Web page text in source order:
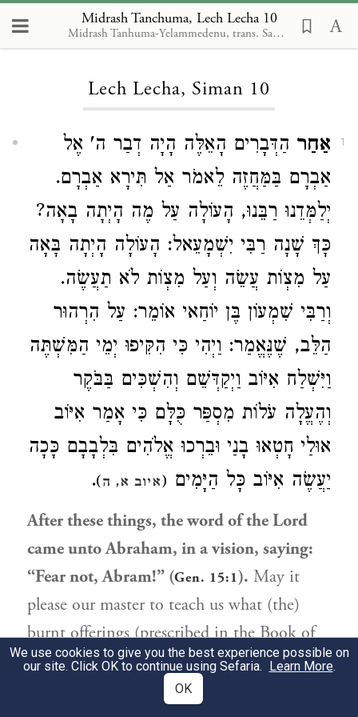
Midrash Tanchuma, Lech Lecha 10
Midrash Tanhuma-Yelammedenu, trans. Samuel A. Berman
Loading...
Lech Lecha, Siman 10
1 אַחַר הַדְּבָרִים הָאֵלֶּה הָיָה דְבַר ה' אֶל
אַבְרָם בַּמַּחֲזֶה לֵאמֹר אַל תִּירָא אַבְרָם.
יְלַמְּדֵנוּ רַבֵּנוּ, הָעוֹלָה עַל מֶה הָיְתָה בָאָה?
כָּךְ שָׁנָה רַבִּי יִשְׁמָעֵאל: הָעוֹלָה הָיְתָה בָּאָה
עַל מִצְוֹת עֲשֵׂה וְעַל מִצְוֹת לֹא תַעֲשֶׂה.
וְרַבִּי שִׁמְעוֹן בֶּן יוֹחַאי אוֹמֵר: עַל הִרְהוּר
הַלֵּב, שֶׁנֶּאֱמַר: וַיְהִי כִּי הִקִּיפוּ יְמֵי הַמִּשְׁתֶּה
וַיִּשְׁלַח אִיּוֹב וַיְקַדְּשֵׁם וְהִשְׁכִּים בַּבֹּקֶר
וְהֶעֱלָה עֹלוֹת מִסְפַּר כֻּלָּם כִּי אָמַר אִיּוֹב
אוּלַי חָטְאוּ בָנַי וּבֵרְכוּ אֱלֹהִים בִּלְבָבָם כָּכָה
יַעֲשֶׂה אִיּוֹב כָּל הַיָּמִים (איוב א, ה)
.
After these things, the word of the Lord
came unto Abraham, in a vision, saying:
“Fear not, Abram!” (Gen. 15:1). May it
please our master to teach us what (the)
burnt offerings (prescribed in the Book of
Leviticus) atone for? R. Ishmael taught us:
Burnt offerings were introduced as an act of
We use cookies to give you the best experience possible on
our site. Click OK to continue using Sefaria. Learn More.
OK